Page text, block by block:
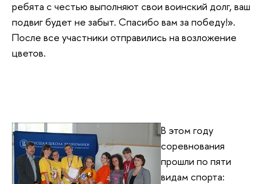
ребята с честью выполняют свои воинский долг, ваш
подвиг будет не забыт. Спасибо вам за победу!».
После все участники отправились на возложение
цветов.
В этом году
соревнования
прошли по пяти
видам спорта: